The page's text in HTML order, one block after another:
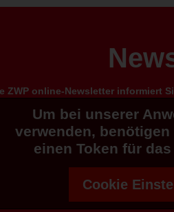
ZWP online-Newsletter
Um bei unserer
verwenden,
einen Token für
Cookie